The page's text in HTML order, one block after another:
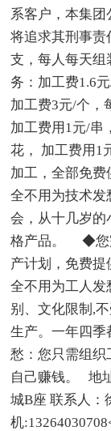
系客户，本集团
将追求其刑事
支，每人每天
务：加工费1.6
加工费3元/个，
加工费用1元/
花， 加工费用1
加工，全部免
全不用为技术
会，从十几岁的
格产品。 ◆您
产计划，免费
全不用为工人发
别、文化限制,
生产。一年四
愁：您只需组织
自己赚钱。 地
城B座 联系人：
机